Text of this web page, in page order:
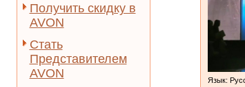
Получить скидку в
AVON
Стать
Представителем
AVON
Язык: